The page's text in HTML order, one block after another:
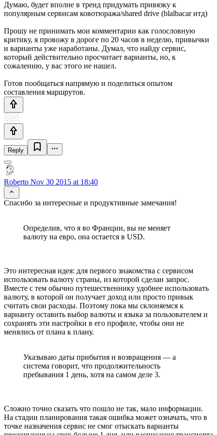
Думаю, будет вполне в тренд придумать привязку к
популярным сервисам ковотюража/shared drive (blalbacar итд)
Прошу не принимать мои комментарии как голословную
критику, я провожу в дороге по 20 часов в неделю, привычки
и варианты уже наработаны. Думал, что найду сервис,
который действительно просчитает варианты, но, к
сожалению, у вас этого не нашел.
Готов пообщаться напрямую и поделиться опытом
составления маршрутов.
Reply
Roberto Nov 30 2015 at 18:40
Спасибо за интересные и продуктивные замечания!
Определив, что я во Франции, вы не меняет
валюту на евро, она остается в USD.
Это интересная идея: для первого знакомства с сервисом
использовать валюту страны, из которой сделан запрос.
Вместе с тем обычно путешественнику удобнее использовать
валюту, в которой он получает доход или просто привык
считать свои расходы. Поэтому пока мы склоняемся к
варианту оставить выбор валюты и языка за пользователем и
сохранять эти настройки в его профиле, чтобы они не
менялись от плана к плану.
Указываю даты прибытия и возвращения — а
система говорит, что продолжительность
пребывания 1 день, хотя на самом деле 3.
Сложно точно сказать что пошло не так, мало информации.
На стадии планирования такая ошибка может означать, что в
точке назначения сервис не смог отыскать варианты